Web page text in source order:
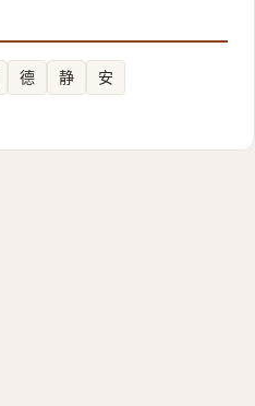
德 静 安